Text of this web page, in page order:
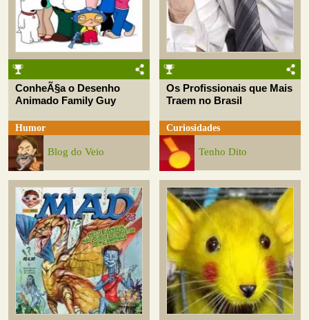
ConheÃ§a o Desenho
Animado Family Guy
Humor
Blog do Veio
Os Profissionais que Mais
Traem no Brasil
Curiosidades
Tenho Dito